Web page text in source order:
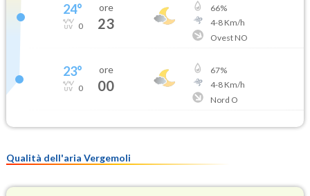
24°
0
ore
23
66%
4-8Km/h
Ovest NO
23°
0
ore
00
67%
4-8Km/h
Nord O
Qualità dell'aria Vergemoli